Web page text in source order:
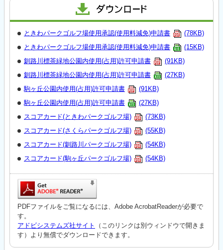
ときわパークゴルフ場使用承認(使用料減免)申請書
(78KB)
ときわパークゴルフ場使用承認(使用料減免)申請書
(15KB)
釧路川標茶緑地公園内使用(占用)許可申請書
(91KB)
釧路川標茶緑地公園内使用(占用)許可申請書
(27KB)
駒ヶ丘公園内使用(占用)許可申請書
(91KB)
駒ヶ丘公園内使用(占用)許可申請書
(27KB)
スコアカード(ときわパークゴルフ場)
(73KB)
スコアカード(さくらパークゴルフ場)
(55KB)
スコアカード(釧路川パークゴルフ場)
(54KB)
スコアカード(駒ヶ丘パークゴルフ場)
(54KB)
PDFファイルをご覧になるには、Adobe AcrobatReaderが必要で
す。
アドビシステムズ社サイト
（このリンクは別ウィンドウで開きま
す）より無償でダウンロードできます。